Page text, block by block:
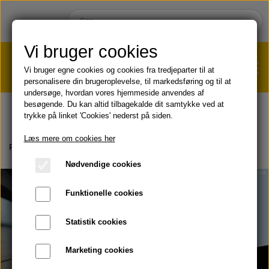
HJEM
Læbepomade
KOST & VELVÆRE
SOMMER & SOL 😎
VÆGTTAB?KLIK HER!
Forside
Vi bruger cookies
Vi bruger egne cookies og cookies fra tredjeparter til at
personalisere din brugeroplevelse, til markedsføring og til at
undersøge, hvordan vores hjemmeside anvendes af
besøgende. Du kan altid tilbagekalde dit samtykke ved at
trykke på linket 'Cookies' nederst på siden.
Læs mere om cookies her
Nødvendige cookies
Funktionelle cookies
Statistik cookies
Marketing cookies